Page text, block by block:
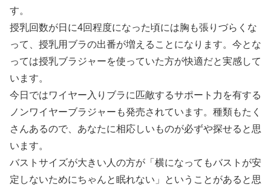
す。
授乳回数が日に4回程度になった頃には胸も張りづらくな
って、授乳用ブラの出番が増えることになります。今とな
っては授乳ブラジャーを使っていた方が快適だと実感して
います。
今日ではワイヤー入りブラに匹敵するサポート力を有する
ノンワイヤーブラジャーも発売されています。種類もたく
さんあるので、あなたに相応しいものが必ずや探せると思
います。
バストサイズが大きい人の方が「横になってもバストが安
定しないためにちゃんと眠れない」ということがあると思